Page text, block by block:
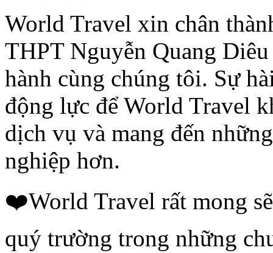
World Travel xin chân
THPT Nguyễn Quang
hành cùng chúng tôi. Sự
động lực để World Travel
dịch vụ và mang đến
nghiệp hơn.
❤️World Travel rất mong
quý trường trong những